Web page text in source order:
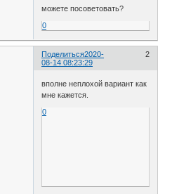
можете посоветовать?
0
Поделиться 2
2020-
08-14 08:23:29
вполне неплохой вариант как
мне кажется.
0